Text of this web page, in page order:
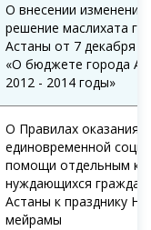
О внесении изменений
решение маслихата
Астаны от 7 декабря
«О бюджете города
2012 - 2014 годы»
О Правилах оказания
единовременной
помощи отдельным
нуждающихся граждан
Астаны к празднику
мейрамы